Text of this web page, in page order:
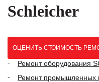
Schleicher
ОЦЕНИТЬ СТОИМОСТЬ
Ремонт оборудования
Ремонт промышленных